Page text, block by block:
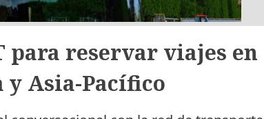
para reservar viajes en
Asia-Pacífico